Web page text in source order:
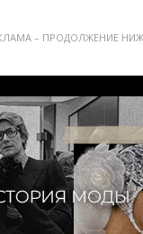
– ПРОДОЛЖЕНИЕ